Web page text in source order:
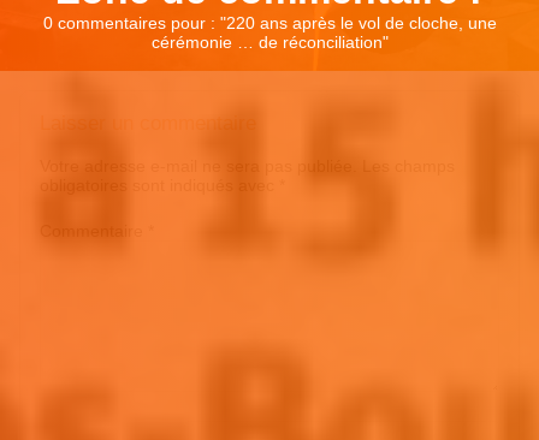
0 commentaires pour : "220 ans après le vol de cloche, une
cérémonie … de réconciliation"
Laisser un commentaire